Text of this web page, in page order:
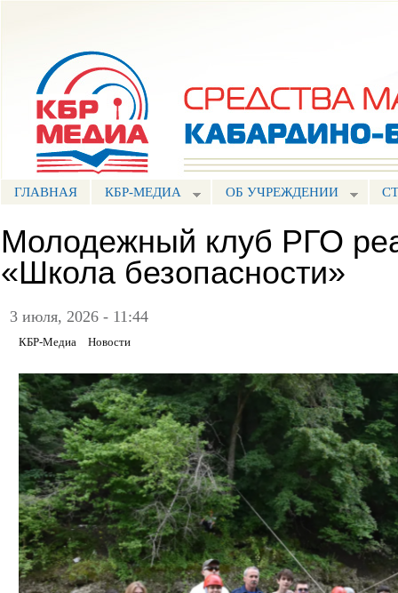
ГЛАВНАЯ КБР-МЕДИА ОБ УЧРЕЖДЕНИИ
Молодежный клуб РГО
«Школа безопасности»
3 июля, 2026 - 11:44
КБР-Медиа Новости